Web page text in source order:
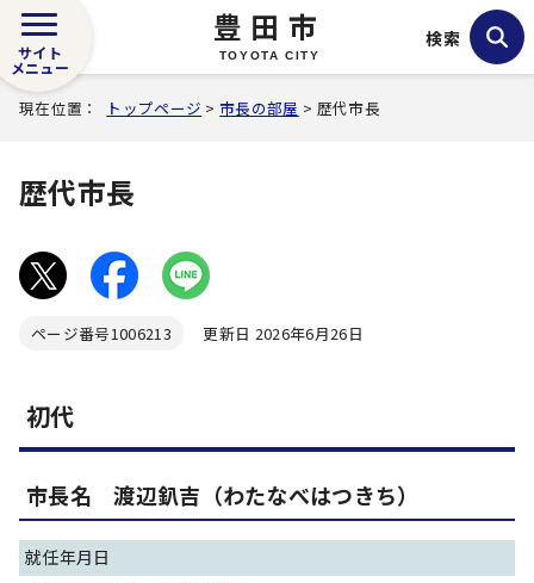
豊田市
TOYOTA CITY
サイト
メニュー
検索
現在位置： トップページ >市長の部屋 > 歴代市長
歴代市長
ページ番号1006213 更新日 2026年6月26日
初代
市長名 渡辺釟吉（わたなべはつきち）
就任年月日